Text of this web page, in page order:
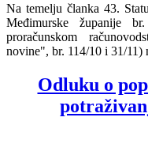
Na temelju članka 43.
Međimurske županije
proračunskom
novine", br. 114/10 i 31/11)
Odluku o